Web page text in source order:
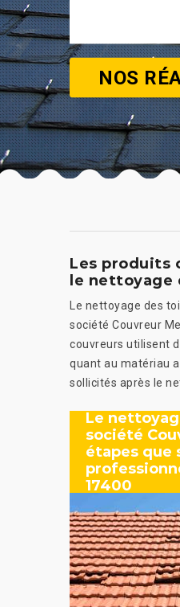
NOS
Les produits
le nettoyage
Le nettoyage des
société Couvreur
couvreurs utilisent
quant au matériau
sollicités après le
Le
société
étapes que
17400